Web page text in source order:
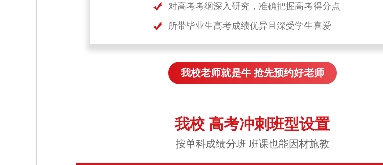
对高考考纲深入研究，准确把握高考得分点
所带毕业生高考成绩优异且深受学生喜爱
我校老师就是牛 抢先预约好老师
我校 高考冲刺班型设置
按单科成绩分班 班课也能因材施教